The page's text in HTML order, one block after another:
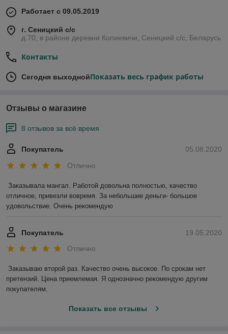
Работает с 09.05.2019
г. Сеницкий с/c
д.70, в районе деревни Копиевичи, Сеницкий с/c, Беларусь
Контакты
Сегодня выходнойПоказать весь график работы
Отзывы о магазине
8 отзывов за всё время
05.08.2020
Покупатель
Отлично
Заказывала мангал. Работой довольна полностью, качество
отличное, привезли вовремя. За небольшие деньги- большое
удовольствие. Очень рекомендую
19.05.2020
Покупатель
Отлично
Заказываю второй раз. Качество очень высокое. По срокам нет
претензий. Цена приемлемая. Я однозначно рекомендую другим
покупателям.
Показать все отзывы